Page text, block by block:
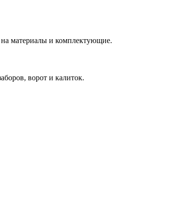
на материалы и комплектующие.
ворот и калиток.